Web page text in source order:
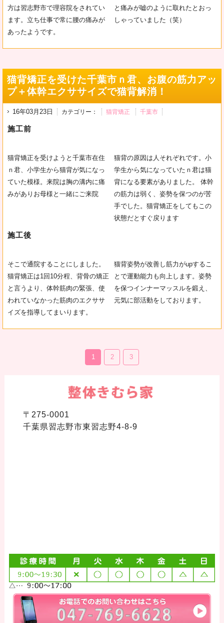
方は習志野市で理容院をされてい
ます。立ち仕事で常に腰の痛みが
あったようです。
と痛みが嘘のように取れたとおっ
しゃっていました（笑）
猫背矯正を受けた千葉市ｎ君、お腹の筋力アッ
プ＋体幹エクササイズで猫背解消！
16年03月23日 カテゴリー： 猫背矯正 千葉市
施工前
猫背矯正を受けようと千葉市在住
ｎ君、小学生から猫背が気になっ
ていた模様。来院は胸の溝内に痛
みがありお母様と一緒にご来院
猫背の原因は人それぞれです。小
学生から気になっていたｎ君は猫
背になる要素がありました。 体幹
の筋力は弱く、姿勢を保つのが苦
手でした。猫背矯正をしてもこの
状態だとすぐ戻ります
施工後
そこで通院することにしました。
猫背矯正は1回10分程、背骨の矯正
と言うより、体幹筋肉の緊張、使
われていなかった筋肉のエクササ
イズを指導してまいります。
猫背姿勢が改善し筋力がupするこ
とで運動能力も向上します。姿勢
を保つインナーマッスルを鍛え、
元気に部活動をしております。
1 2 3
〒275-0001
千葉県習志野市東習志野4-8-9